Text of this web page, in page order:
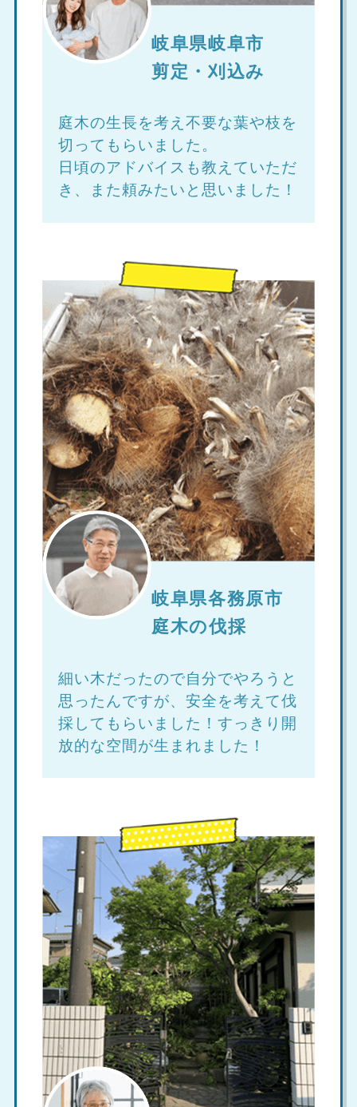
岐阜県岐阜市
剪定・刈込み
庭木の生長を考え不要な葉や枝を
切ってもらいました。
日頃のアドバイスも教えていただ
き、また頼みたいと思いました！
岐阜県各務原市
庭木の伐採
細い木だったので自分でやろうと
思ったんですが、安全を考えて伐
採してもらいました！すっきり開
放的な空間が生まれました！